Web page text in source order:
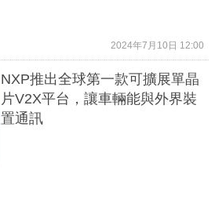
2024年7月10日 12:00
NXP推出全球第一款可擴展單晶
片V2X平台，讓車輛能與外界裝
置通訊